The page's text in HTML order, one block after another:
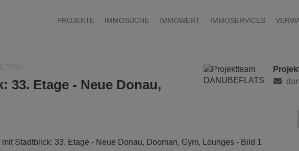
PROJEKTE IMMOSUCHE IMMOWERT IMMOSERVICES
Etage - Neue Donau,